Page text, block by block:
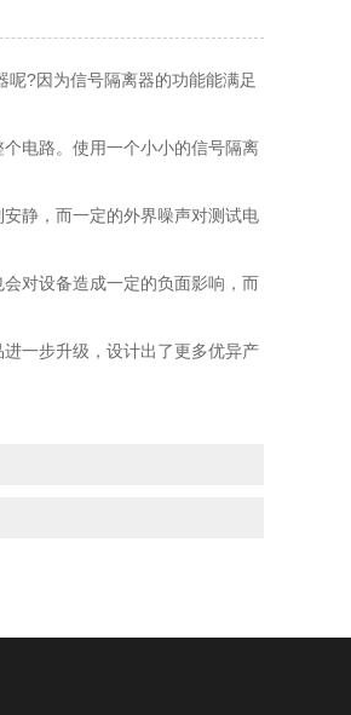
?因为信号隔离器的功能能满足
电路。使用一个小小的信号隔离
静，而一定的外界噪声对测试电
对设备造成一定的负面影响，而
一步升级，设计出了更多优异产